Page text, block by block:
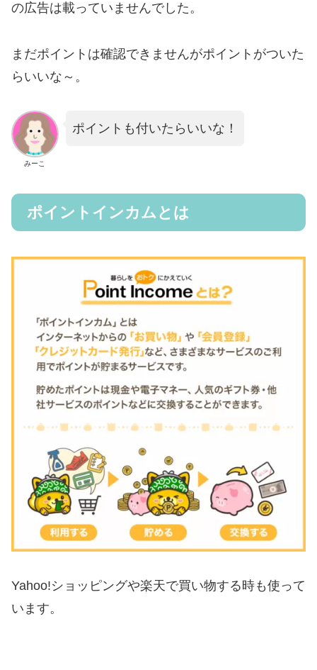
の広告は載っていませんでした。
まだポイントは確認できませんがポイントがついた
らいいな～。
みーこ
ポイントも付いたらいいな！
ポイントインカムとは
Yahoo!ショッピングや楽天で買い物する時も使って
います。